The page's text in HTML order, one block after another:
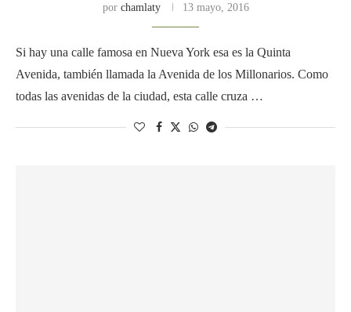
por chamlaty 13 mayo, 2016
Si hay una calle famosa en Nueva York esa es la Quinta
Avenida, también llamada la Avenida de los Millonarios. Como
todas las avenidas de la ciudad, esta calle cruza …